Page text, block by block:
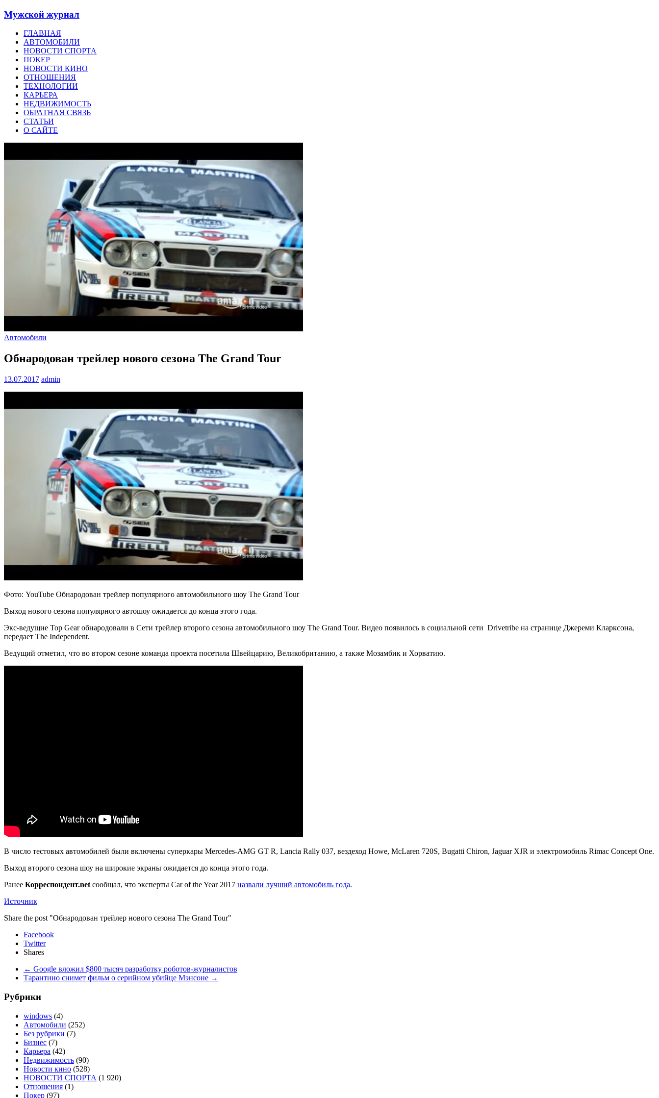
Мужской журнал
ГЛАВНАЯ
АВТОМОБИЛИ
НОВОСТИ СПОРТА
ПОКЕР
НОВОСТИ КИНО
ОТНОШЕНИЯ
ТЕХНОЛОГИИ
КАРЬЕРА
НЕДВИЖИМОСТЬ
ОБРАТНАЯ СВЯЗЬ
СТАТЬИ
О САЙТЕ
Автомобили
Обнародован трейлер нового сезона The Grand Tour
13.07.2017 admin
Фото: YouTube Обнародован трейлер популярного автомобильного шоу The Grand Tour
Выход нового сезона популярного автошоу ожидается до конца этого года.
Экс-ведущие Top Gear обнародовали в Сети трейлер второго сезона автомобильного шоу The Grand Tour. Видео появилось в социальной сети Drivetribe на странице Джереми Кларксона,
передает The Independent.
Ведущий отметил, что во втором сезоне команда проекта посетила Швейцарию, Великобританию, а также Мозамбик и Хорватию.
В число тестовых автомобилей были включены суперкары Mercedes-AMG GT R, Lancia Rally 037, вездеход Howe, McLaren 720S, Bugatti Chiron, Jaguar XJR и электромобиль Rimac Concept One.
Выход второго сезона шоу на широкие экраны ожидается до конца этого года.
Ранее Корреспондент.net сообщал, что эксперты Car of the Year 2017 назвали лучший автомобиль года.
Источник
Share the post "Обнародован трейлер нового сезона The Grand Tour"
Facebook
Twitter
Shares
← Google вложил $800 тысяч разработку роботов-журналистов
Тарантино снимет фильм о серийном убийце Мэнсоне →
Рубрики
windows (4)
Автомобили (252)
Без рубрики (7)
Бизнес (7)
Карьера (42)
Недвижимость (90)
Новости кино (528)
НОВОСТИ СПОРТА (1 920)
Отношения (1)
Покер (97)